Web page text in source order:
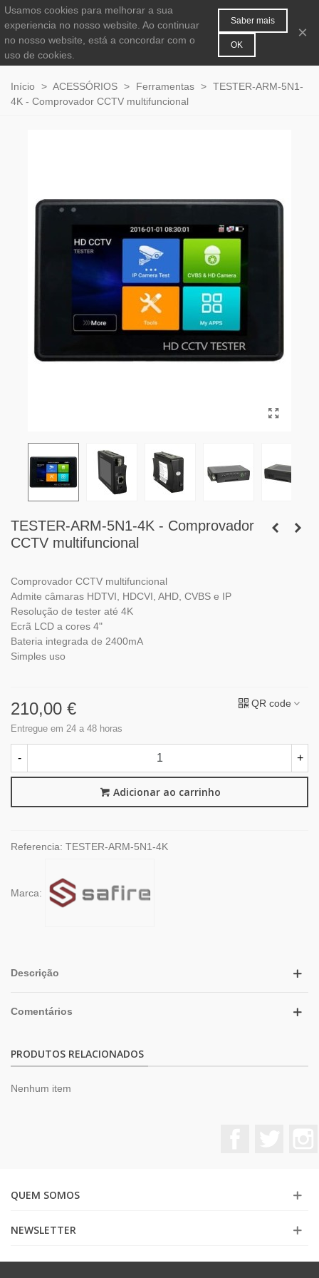
0
Início > ACESSÓRIOS > Ferramentas > TESTER-ARM-5N1-
4K - Comprovador CCTV multifuncional
TESTER-ARM-5N1-4K - Comprovador
CCTV multifuncional
Comprovador CCTV multifuncional
Admite câmaras HDTVI, HDCVI, AHD, CVBS e IP
Resolução de tester até 4K
Ecrã LCD a cores 4"
Bateria integrada de 2400mA
Simples uso
210,00 €
Entregue em 24 a 48 horas
QR code
- +
Adicionar ao carrinho
Referencia: TESTER-ARM-5N1-4K
Marca:
Descrição
Comentários
PRODUTOS RELACIONADOS
Nenhum item
QUEM SOMOS
NEWSLETTER
Usamos cookies para melhorar a sua
experiencia no nosso website. Ao continuar
no nosso website, está a concordar com o
uso de cookies.
Saber mais
OK
×